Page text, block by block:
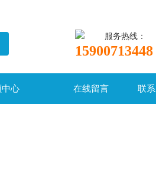
服务热线：
15900713448
心 在线留言 联